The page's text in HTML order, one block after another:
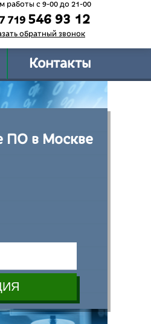
работы c 9-00 до 21-00
719 546 93 12
обратный звонок
Контакты
ПО в Москве